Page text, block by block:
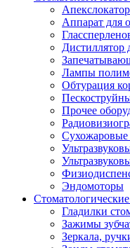
Аппарат для
Дистиллятор
Лампы
Обтурация
Прочее
Сухожаровые
Эндомоторы
Гладилки
Зажимы
Зеркала,